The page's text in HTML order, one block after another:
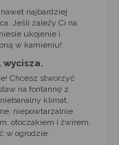
najbardziej
Jeśli zależy Ci na
ukojenie i
w kamieniu!
wycisza.
Chcesz stworzyć
na fontannę z
klimat.
niepowtarzalnie.
otoczakiem i żwirem.
w ogrodzie.